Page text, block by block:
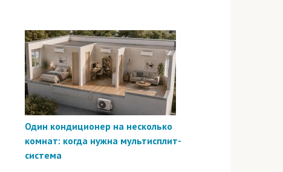
Один кондиционер на несколько
комнат: когда нужна мультисплит-
система